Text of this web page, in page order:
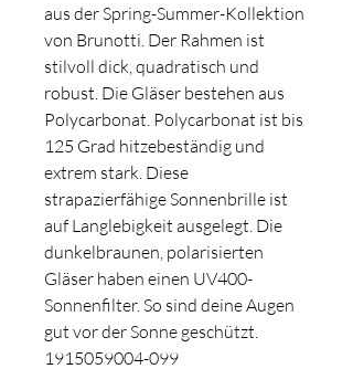
aus der Spring-Summer-Kollektion
von Brunotti. Der Rahmen ist
stilvoll dick, quadratisch und
robust. Die Gläser bestehen aus
Polycarbonat. Polycarbonat ist bis
125 Grad hitzebeständig und
extrem stark. Diese
strapazierfähige Sonnenbrille ist
auf Langlebigkeit ausgelegt. Die
dunkelbraunen, polarisierten
Gläser haben einen UV400-
Sonnenfilter. So sind deine Augen
gut vor der Sonne geschützt.
1915059004-099